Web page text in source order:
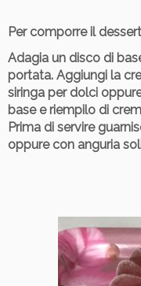
Per comporre il
Adagia un disco di
portata. Aggiungi la
siringa per dolci
base e riempilo di
Prima di servire
oppure con anguria